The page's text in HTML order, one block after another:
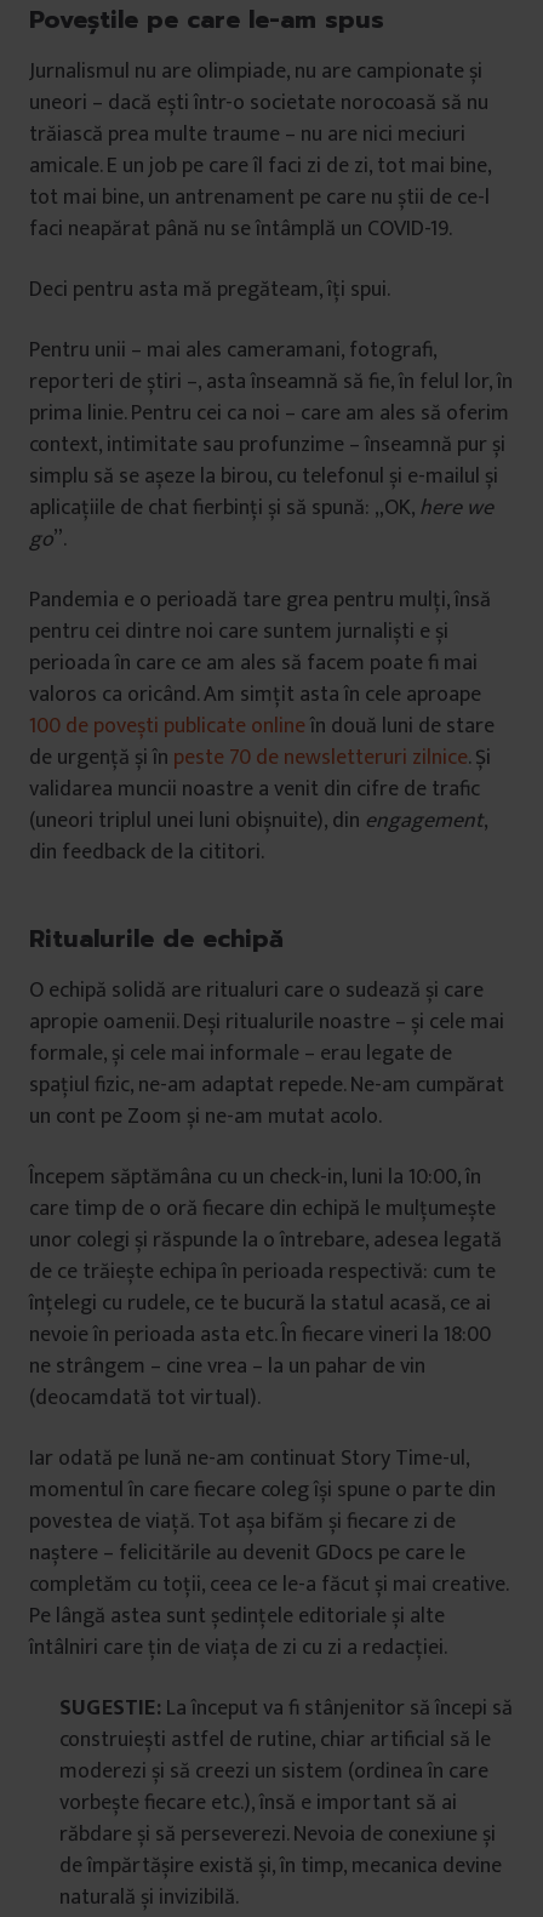
Poveștile pe care le-am spus
Jurnalismul nu are olimpiade, nu are campionate și
uneori – dacă ești într-o societate norocoasă să nu
trăiască prea multe traume – nu are nici meciuri
amicale. E un job pe care îl faci zi de zi, tot mai bine,
tot mai bine, un antrenament pe care nu știi de ce-l
faci neapărat până nu se întâmplă un COVID-19.
Deci pentru asta mă pregăteam, îți spui.
Pentru unii – mai ales cameramani, fotografi,
reporteri de știri –, asta înseamnă să fie, în felul lor, în
prima linie. Pentru cei ca noi – care am ales să oferim
context, intimitate sau profunzime – înseamnă pur și
simplu să se așeze la birou, cu telefonul și e-mailul și
aplicațiile de chat fierbinți și să spună: „OK,here we
go”.
Pandemia e o perioadă tare grea pentru mulți, însă
pentru cei dintre noi care suntem jurnaliști e și
perioada în care ce am ales să facem poate fi mai
valoros ca oricând. Am simțit asta în cele aproape
100 de povești publicate onlineîn două luni de stare
de urgență și în peste 70 de newsletteruri zilnice. Și
validarea muncii noastre a venit din cifre de trafic
(uneori triplul unei luni obișnuite), din engagement,
din feedback de la cititori.
Ritualurile de echipă
O echipă solidă are ritualuri care o sudează și care
apropie oamenii. Deși ritualurile noastre – și cele mai
formale, și cele mai informale – erau legate de
spațiul fizic, ne-am adaptat repede. Ne-am cumpărat
un cont pe Zoom și ne-am mutat acolo.
Începem săptămâna cu un check-in, luni la 10:00, în
care timp de o oră fiecare din echipă le mulțumește
unor colegi și răspunde la o întrebare, adesea legată
de ce trăiește echipa în perioada respectivă: cum te
înțelegi cu rudele, ce te bucură la statul acasă, ce ai
nevoie în perioada asta etc. În fiecare vineri la 18:00
ne strângem – cine vrea – la un pahar de vin
(deocamdată tot virtual).
Iar odată pe lună ne-am continuat Story Time-ul,
momentul în care fiecare coleg își spune o parte din
povestea de viață. Tot așa bifăm și fiecare zi de
naștere – felicitările au devenit GDocs pe care le
completăm cu toții, ceea ce le-a făcut și mai creative.
Pe lângă astea sunt ședințele editoriale și alte
întâlniri care țin de viața de zi cu zi a redacției.
SUGESTIE: La început va fi stânjenitor să începi să
construiești astfel de rutine, chiar artificial să le
moderezi și să creezi un sistem (ordinea în care
vorbește fiecare etc.), însă e important să ai
răbdare și să perseverezi. Nevoia de conexiune și
de împărtășire există și, în timp, mecanica devine
naturală și invizibilă.